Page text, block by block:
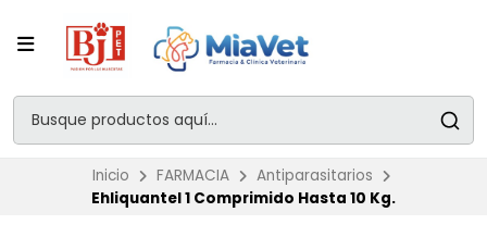
Inicio FARMACIA
Antiparasitarios
Ehliquantel 1 Comprimido Hasta 10 Kg.